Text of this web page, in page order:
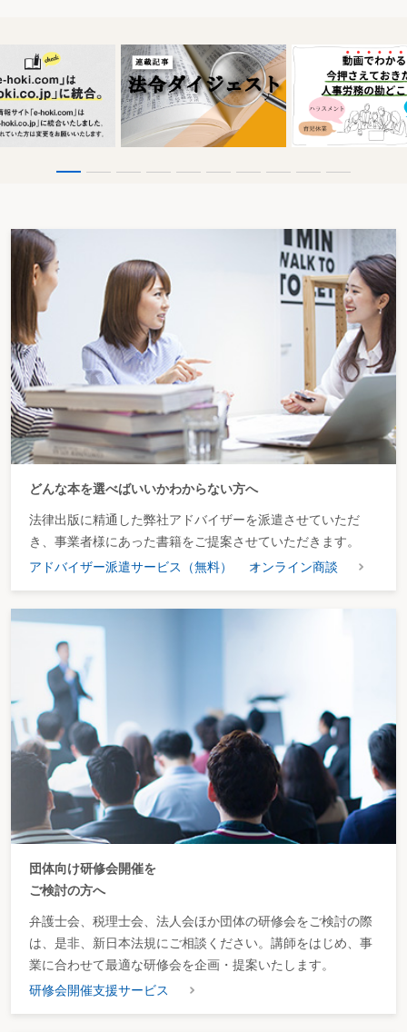
どんな本を選べばいいかわからない方へ
法律出版に精通した弊社アドバイザーを派遣させていただ
き、事業者様にあった書籍をご提案させていただきます。
アドバイザー派遣サービス（無料）
オンライン商談
団体向け研修会開催を
ご検討の方へ
弁護士会、税理士会、法人会ほか団体の研修会をご検討の際
は、是非、新日本法規にご相談ください。講師をはじめ、事
業に合わせて最適な研修会を企画・提案いたします。
研修会開催支援サービス